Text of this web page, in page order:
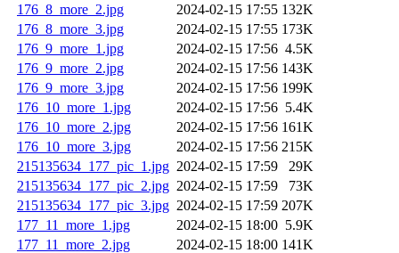
176_8_more_2.jpg
2024-02-15 17:55 132K
176_8_more_3.jpg
2024-02-15 17:55 173K
176_9_more_1.jpg
2024-02-15 17:56 4.5K
176_9_more_2.jpg
2024-02-15 17:56 143K
176_9_more_3.jpg
2024-02-15 17:56 199K
176_10_more_1.jpg
2024-02-15 17:56 5.4K
176_10_more_2.jpg
2024-02-15 17:56 161K
176_10_more_3.jpg
2024-02-15 17:56 215K
215135634_177_pic_1.jpg 2024-02-15 17:59
29K
215135634_177_pic_2.jpg 2024-02-15 17:59
73K
215135634_177_pic_3.jpg 2024-02-15 17:59 207K
177_11_more_1.jpg
2024-02-15 18:00 5.9K
177_11_more_2.jpg
2024-02-15 18:00 141K